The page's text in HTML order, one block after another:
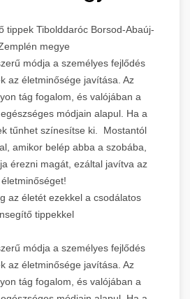
tippek Tibolddaróc Borsod-Abaúj-
megye
módja a személyes fejlődés
az életminősége javítása. Az
tág fogalom, és valójában a
módjain alapul. Ha a
tűnhet színesítse ki. Mostantól
amikor belép abba a szobába,
érezni magát, ezáltal javítva az
életminőséget!
az életét ezekkel a csodálatos
tippekkel
módja a személyes fejlődés
az életminősége javítása. Az
tág fogalom, és valójában a